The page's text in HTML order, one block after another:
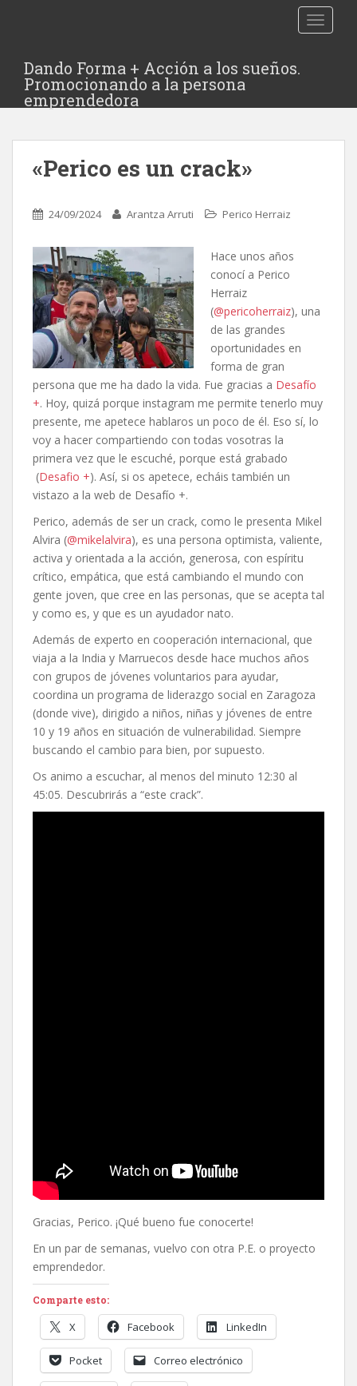
Dando Forma + Acción a los sueños.
Promocionando a la persona
emprendedora
«Perico es un crack»
24/09/2024 Arantza Arruti Perico Herraiz
Hace unos años
conocí a Perico
Herraiz
(@pericoherraiz), una
de las grandes
oportunidades en
forma de gran
persona que me ha dado la vida. Fue gracias a Desafío
+. Hoy, quizá porque instagram me permite tenerlo muy
presente, me apetece hablaros un poco de él. Eso sí, lo
voy a hacer compartiendo con todas vosotras la
primera vez que le escuché, porque está grabado
(Desafio +). Así, si os apetece, echáis también un
vistazo a la web de Desafío +.
Perico, además de ser un crack, como le presenta Mikel
Alvira (@mikelalvira), es una persona optimista, valiente,
activa y orientada a la acción, generosa, con espíritu
crítico, empática, que está cambiando el mundo con
gente joven, que cree en las personas, que se acepta tal
y como es, y que es un ayudador nato.
Además de experto en cooperación internacional, que
viaja a la India y Marruecos desde hace muchos años
con grupos de jóvenes voluntarios para ayudar,
coordina un programa de liderazgo social en Zaragoza
(donde vive), dirigido a niños, niñas y jóvenes de entre
10 y 19 años en situación de vulnerabilidad. Siempre
buscando el cambio para bien, por supuesto.
Os animo a escuchar, al menos del minuto 12:30 al
45:05. Descubrirás a “este crack”.
Gracias, Perico. ¡Qué bueno fue conocerte!
En un par de semanas, vuelvo con otra P.E. o proyecto
emprendedor.
Comparte esto:
X Facebook LinkedIn
Pocket Correo electrónico